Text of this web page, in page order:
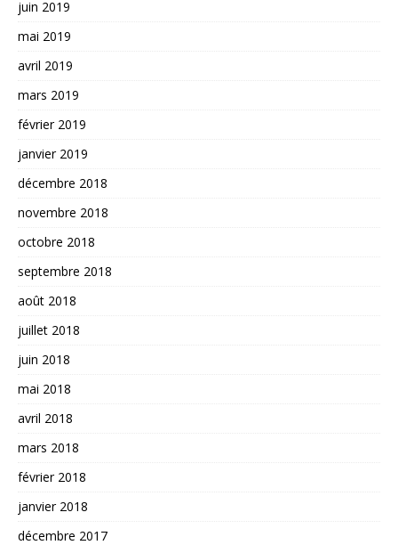
juin 2019
mai 2019
avril 2019
mars 2019
février 2019
janvier 2019
décembre 2018
novembre 2018
octobre 2018
septembre 2018
août 2018
juillet 2018
juin 2018
mai 2018
avril 2018
mars 2018
février 2018
janvier 2018
décembre 2017